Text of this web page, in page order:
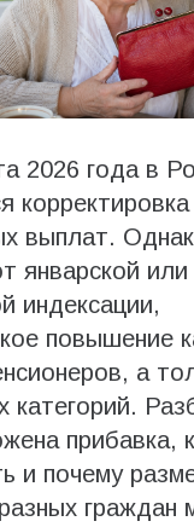
2026 года в
корректировка
выплат.
январской или
индексации,
повышение
а
категорий.
прибавка,
и почему
граждан